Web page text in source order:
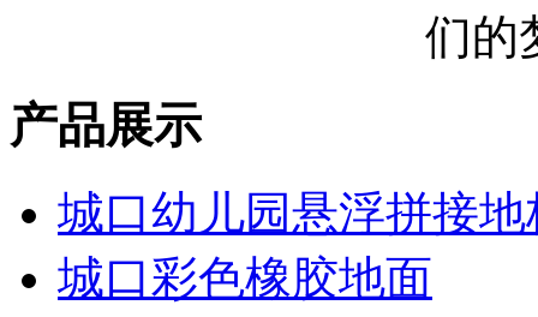
们的
产品展示
城口幼儿园悬浮拼接地
城口彩色橡胶地面